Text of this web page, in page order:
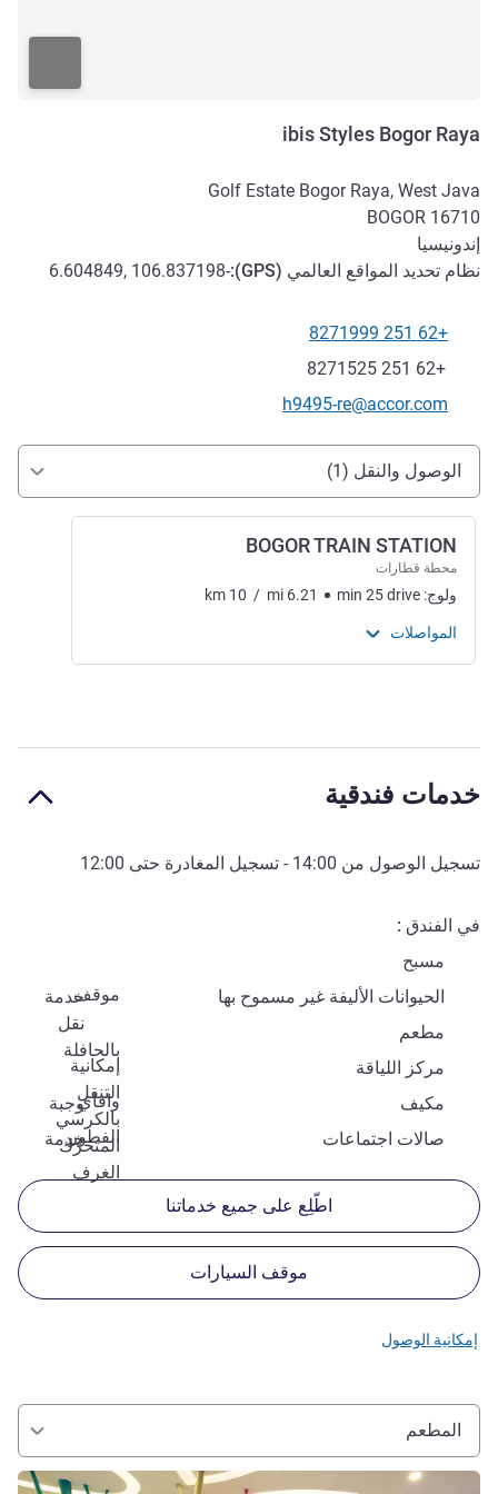
ibis Styles Bogor Raya
Golf Estate Bogor Raya, West Java
16710
BOGOR
إندونيسيا
نظام تحديد المواقع العالمي (GPS
):
-6.604849, 106.837198
الهاتف
+62 251 8271999
فاكس
+62 251 8271525
تواصل معنا عبر البريد الإلكتروني
h9495-re@accor.com
الوصول والتنقل
الوصول والنقل (1)
BOGOR TRAIN STATION
محطة قطارات
ولوج: km 10 / mi 6.21 min 25drive
المواصلات
خدمات فندقية
تسجيل الوصول من 14:00 - تسجيل المغادرة حتى 12:00
في الفندق
مسبح
موقف
الحيوانات الأليفة غير مسموح بها
خدمة
نقل
بالحافلة
مطعم
إمكانية
التنقل
بالكرسي
المتحرّك
مركز اللياقة
وافاي
مكيف
وجبة
الفطور
صالات اجتماعات
خدمة
الغرف
اطّلِع على جميع خدماتنا
موقف السيارات
إمكانية الوصول
المطعم
راجع التفاصيل